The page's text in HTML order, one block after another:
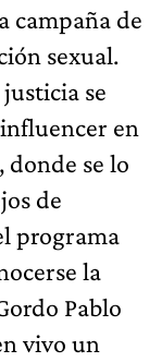
campaña de
sexual.
se
en
donde se lo
de
programa
la
Pablo
vivo un